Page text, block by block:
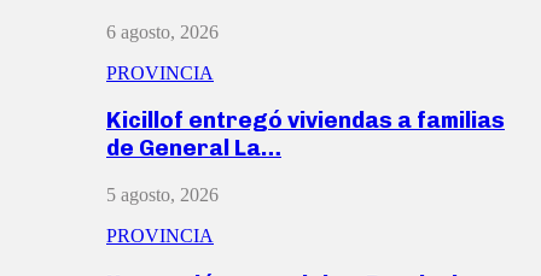
6 agosto, 2026
PROVINCIA
Kicillof entregó viviendas a familias
de General La…
5 agosto, 2026
PROVINCIA